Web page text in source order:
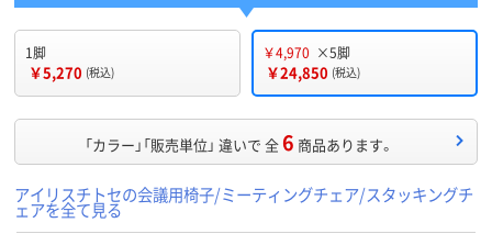
1脚
￥5,270 (税込)
￥4,970 ×5脚
￥24,850 (税込)
「カラー」「販売単位」 違いで 全6 商品あります。
アイリスチトセの会議用椅子/ミーティングチェア/スタッキングチ
ェアを全て見る